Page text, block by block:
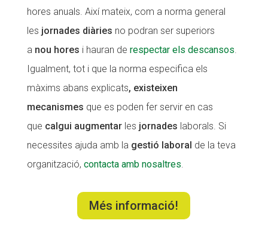
hores anuals. Així mateix, com a norma general
les jornades diàries no podran ser superiors
a nou hores i hauran de respectar els descansos.
Igualment, tot i que la norma especifica els
màxims abans explicats, existeixen
mecanismes que es poden fer servir en cas
que calgui augmentarles jornades laborals. Si
necessites ajuda amb lagestió laboral de la teva
organització, contacta amb nosaltres.
Més informació!
Missió i valors
Els comptes clars
Memòria d'activitats
Proposta educativa
ACTUALITAT
Notícies
Fundesplai als mitjans
Missió i valors
Els comptes clars
Memòria d'activitats
Proposta educativa
ACTUALITAT
Notícies
Fundesplai als mitjans